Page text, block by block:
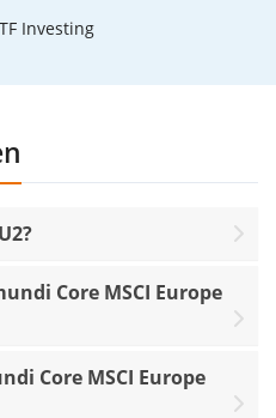
Investing
Core MSCI Europe
Core MSCI Europe